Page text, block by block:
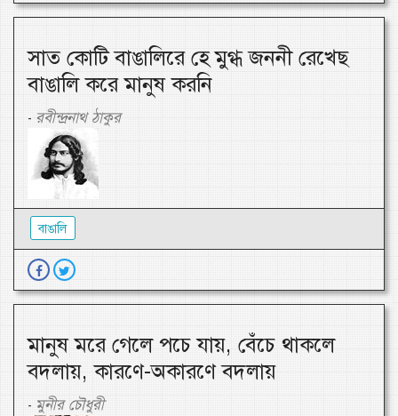
সাত কোটি বাঙালিরে হে মুগ্ধ জননী রেখেছ
বাঙালি করে মানুষ করনি
- রবীন্দ্রনাথ ঠাকুর
বাঙালি
মানুষ মরে গেলে পচে যায়, বেঁচে থাকলে
বদলায়, কারণে-অকারণে বদলায়
- মুনীর চৌধুরী